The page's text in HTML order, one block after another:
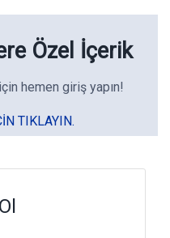
Özel İçerik
hemen giriş yapın!
TIKLAYIN.